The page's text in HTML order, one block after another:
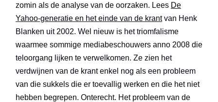
zomin als de analyse van de oorzaken. Lees De
Yahoo-generatie en het einde van de krantvan Henk
Blanken uit 2002. Wel nieuw is het triomfalisme
waarmee sommige mediabeschouwers anno 2008 die
teloorgang lijken te verwelkomen. Ze zien het
verdwijnen van de krant enkel nog als een probleem
van die sukkels die er toevallig werken en die het niet
hebben begrepen. Onterecht. Het probleem van de